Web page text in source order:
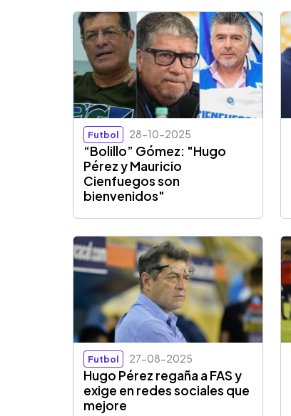
Futbol 28-10-2025
“Bolillo” Gómez: "Hugo
Pérez y Mauricio
Cienfuegos son
bienvenidos"
Futbol 27-08-2025
Hugo Pérez regaña a FAS y
exige en redes sociales que
mejore